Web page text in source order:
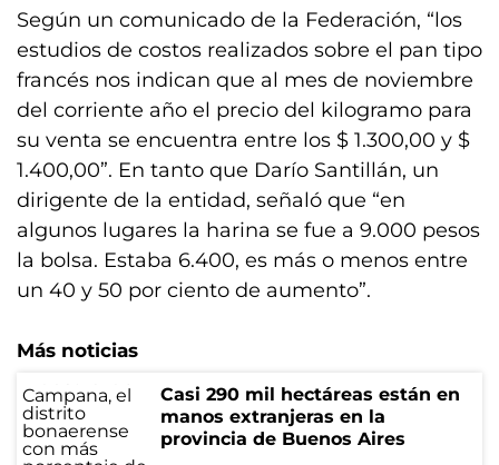
Según un comunicado de la Federación, “los
estudios de costos realizados sobre el pan tipo
francés nos indican que al mes de noviembre
del corriente año el precio del kilogramo para
su venta se encuentra entre los $ 1.300,00 y $
1.400,00”. En tanto que Darío Santillán, un
dirigente de la entidad, señaló que “en
algunos lugares la harina se fue a 9.000 pesos
la bolsa. Estaba 6.400, es más o menos entre
un 40 y 50 por ciento de aumento”.
Más noticias
Casi 290 mil hectáreas están en
manos extranjeras en la
provincia de Buenos Aires